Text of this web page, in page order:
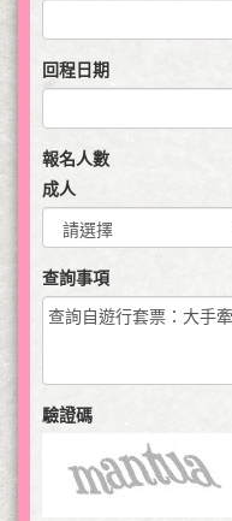
回程日期
報名人數
成人
查詢事項
驗證碼